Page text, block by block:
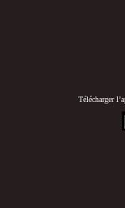
Télécharger